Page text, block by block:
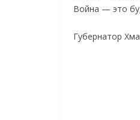
Война — это
Губернатор